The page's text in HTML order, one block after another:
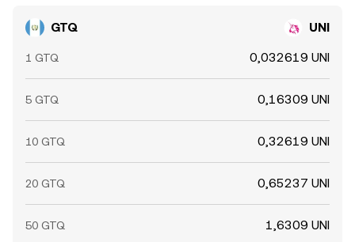
GTQ UNI
1 GTQ 0,032619 UNI
5 GTQ 0,16309 UNI
10 GTQ 0,32619 UNI
20 GTQ 0,65237 UNI
50 GTQ 1,6309 UNI